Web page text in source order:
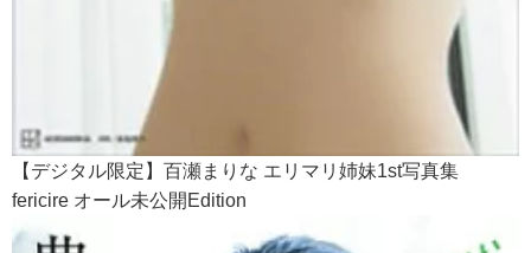
【デジタル限定】百瀬まりな エリマリ姉妹1st写真集
fericire オール未公開Edition